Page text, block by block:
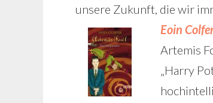
unsere Zukunft, die wir
Eoin
Artemis
„Harry